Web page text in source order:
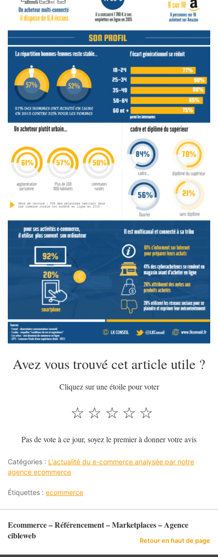
Avez vous trouvé cet article utile ?
Cliquez sur une étoile pour voter
☆
☆
☆
☆
☆
Pas de vote à ce jour, soyez le premier à donner votre avis
Catégories : L'actualité du e-commerce analysée par notre
agence ecommerce
Étiquettes : ecommerce
Ecommerce – Référencement – Marketplaces – Agence
cibleweb
Retour en haut de page